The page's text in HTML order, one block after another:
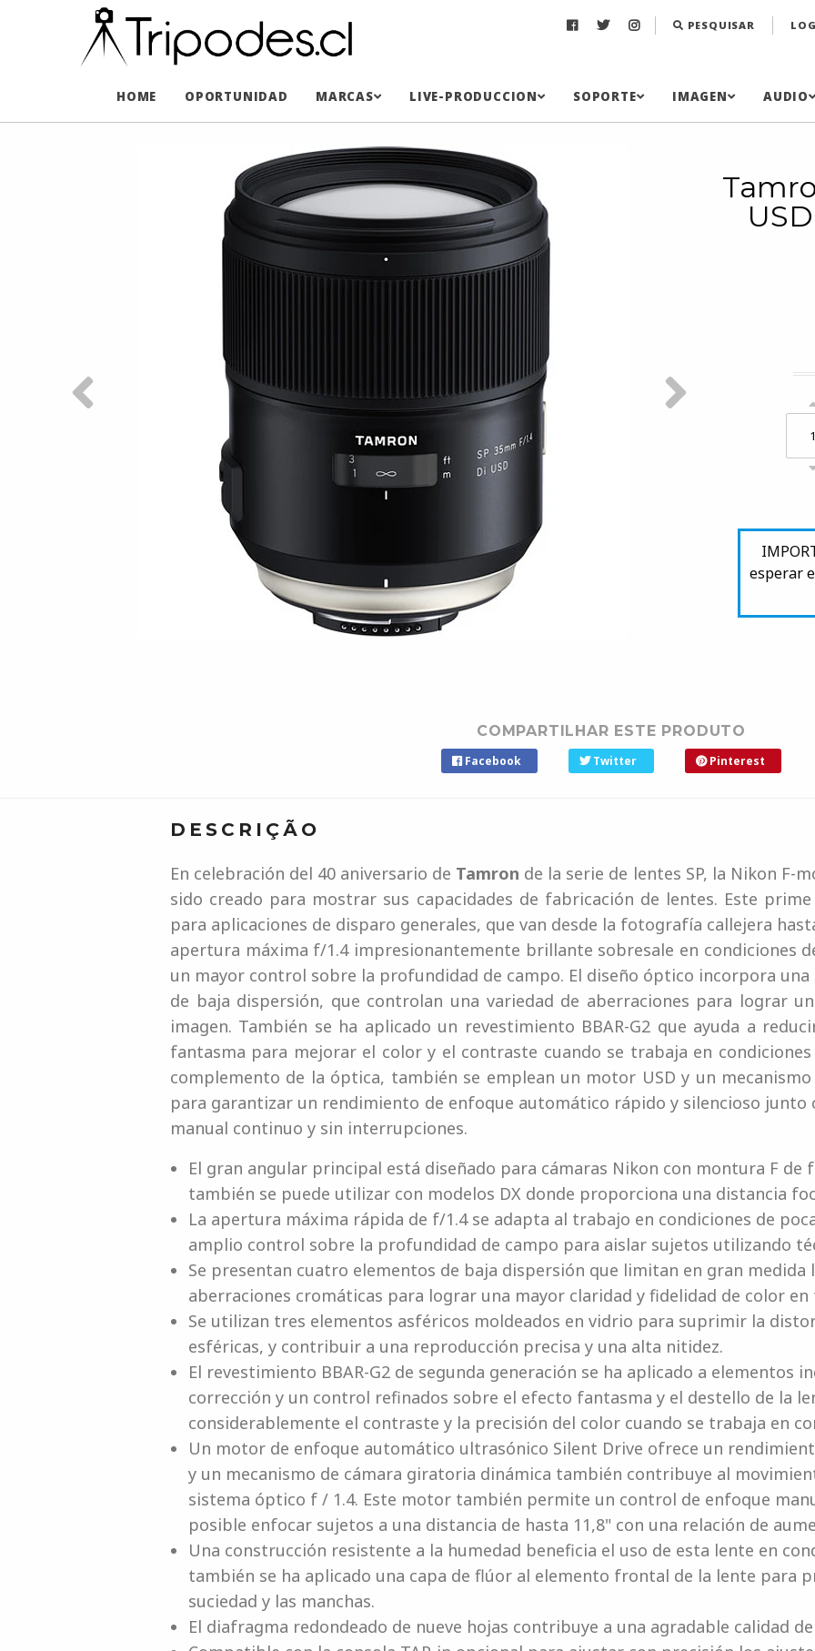
PESQUISAR
HOME OPORTUNIDAD MARCAS LIVE-PRODUCCION SOPORTE IMAGEN AUDIO
esperar
COMPARTILHAR ESTE PRODUTO
Facebook Twitter Pinterest
DESCRIÇÃO
En celebración del 40 aniversario de Tamron de la serie de lentes SP, la Nikon F-
sido creado para mostrar sus capacidades de fabricación de lentes. Este
para aplicaciones de disparo generales, que van desde la fotografía callejera
apertura máxima f/1.4 impresionantemente brillante sobresale en condiciones
un mayor control sobre la profundidad de campo. El diseño óptico incorpora
de baja dispersión, que controlan una variedad de aberraciones para lograr
imagen. También se ha aplicado un revestimiento BBAR-G2 que ayuda a
fantasma para mejorar el color y el contraste cuando se trabaja en
complemento de la óptica, también se emplean un motor USD y un
para garantizar un rendimiento de enfoque automático rápido y silencioso junto
manual continuo y sin interrupciones.
El gran angular principal está diseñado para cámaras Nikon con montura F de
también se puede utilizar con modelos DX donde proporciona una distancia
La apertura máxima rápida de f/1.4 se adapta al trabajo en condiciones de
amplio control sobre la profundidad de campo para aislar sujetos utilizando
Se presentan cuatro elementos de baja dispersión que limitan en gran medida
aberraciones cromáticas para lograr una mayor claridad y fidelidad de color
Se utilizan tres elementos asféricos moldeados en vidrio para suprimir la
esféricas, y contribuir a una reproducción precisa y una alta nitidez.
El revestimiento BBAR-G2 de segunda generación se ha aplicado a elementos
corrección y un control refinados sobre el efecto fantasma y el destello de la
considerablemente el contraste y la precisión del color cuando se trabaja en
Un motor de enfoque automático ultrasónico Silent Drive ofrece un
y un mecanismo de cámara giratoria dinámica también contribuye al
sistema óptico f / 1.4. Este motor también permite un control de enfoque
posible enfocar sujetos a una distancia de hasta 11,8" con una relación de
Una construcción resistente a la humedad beneficia el uso de esta lente en
también se ha aplicado una capa de flúor al elemento frontal de la lente para
suciedad y las manchas.
El diafragma redondeado de nueve hojas contribuye a una agradable calidad